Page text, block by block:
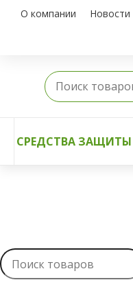
О компании Новости
СРЕДСТВА